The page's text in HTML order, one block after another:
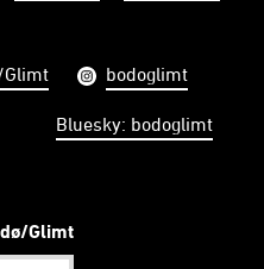
Glimt bodoglimt
Bluesky: bodoglimt
Glimt